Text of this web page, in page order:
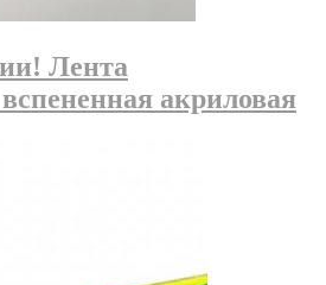
Лента
акриловая